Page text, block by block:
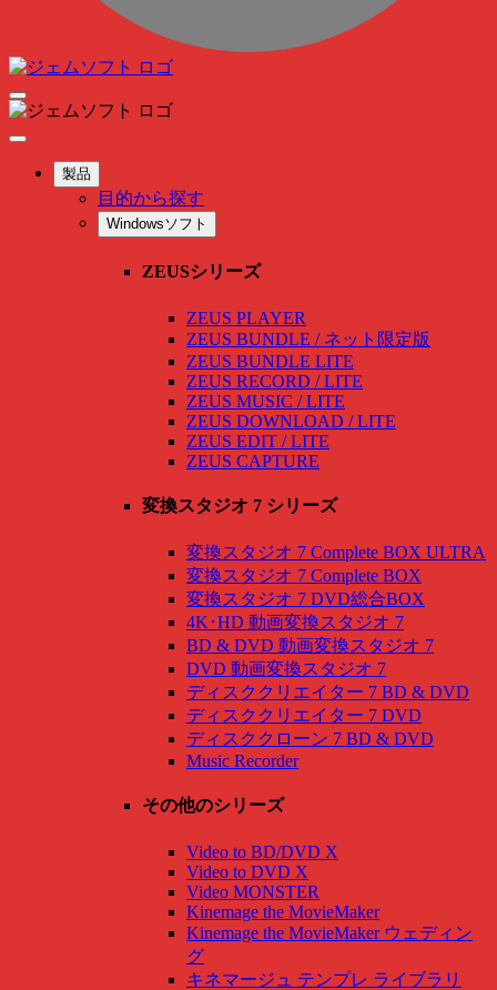
製品
目的から探す
Windowsソフト
ZEUSシリーズ
ZEUS PLAYER
ZEUS BUNDLE / ネット限定版
ZEUS BUNDLE LITE
ZEUS RECORD / LITE
ZEUS MUSIC / LITE
ZEUS DOWNLOAD / LITE
ZEUS EDIT / LITE
ZEUS CAPTURE
変換スタジオ 7 シリーズ
変換スタジオ 7 Complete BOX ULTRA
変換スタジオ 7 Complete BOX
変換スタジオ 7 DVD総合BOX
4K･HD 動画変換スタジオ 7
BD & DVD 動画変換スタジオ 7
DVD 動画変換スタジオ 7
ディスククリエイター 7 BD & DVD
ディスククリエイター 7 DVD
ディスククローン 7 BD & DVD
Music Recorder
その他のシリーズ
Video to BD/DVD X
Video to DVD X
Video MONSTER
Kinemage the MovieMaker
Kinemage the MovieMaker ウェディン
グ
キネマージュ テンプレ ライブラリ